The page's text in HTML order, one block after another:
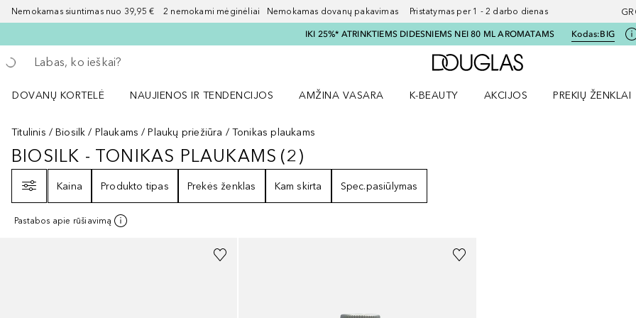
Nemokamas siuntimas nuo 39,95 € 2 nemokami mėginėliai Nemokamas dovanų pakavimas Pristatymas per 1 - 2 darbo dienas
IKI 25%* ATRINKTIEMS DIDESNIEMS NEI 80 ML AROMATAMS Kodas:BIG
Grįžk atgal
Vykdykite paiešką
Į Douglas pagrindinį
DOVANŲ KORTELĖ
NAUJIENOS IR TENDENCIJOS
AMŽINA VASARA
K-BEAUTY
AKCIJOS
PREKIŲ ŽENKLAI
Titulinis
Biosilk Plaukams Plaukų priežiūra Tonikas plaukams
BIOSILK - TONIKAS PLAUKAMS2REZULTATAI
BIOSILK - TONIKAS PLAUKAMS (2 )
Kaina
Produkto tipas Prekės ženklas Kam skirta Spec.pasiūlymas
Pastabos apie rūšiavimą